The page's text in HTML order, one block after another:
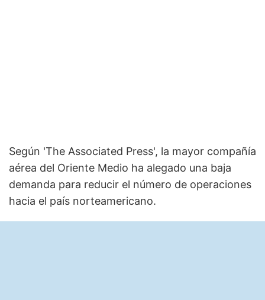
Según 'The Associated Press', la mayor compañía
aérea del Oriente Medio ha alegado una baja
demanda para reducir el número de operaciones
hacia el país norteamericano.